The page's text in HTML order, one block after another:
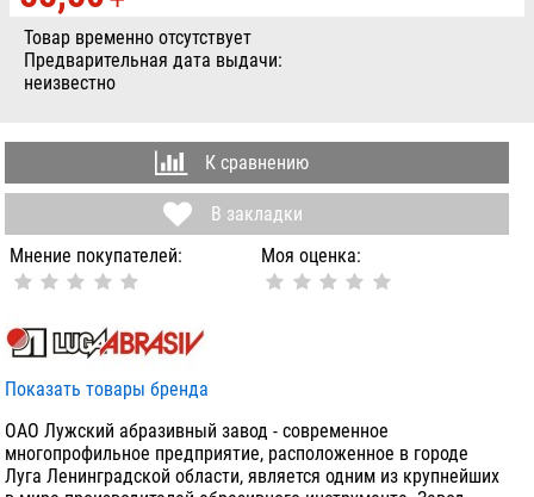
УБ.
Товар временно отсутствует
Предварительная дата выдачи:
неизвестно
К сравнению
В закладки
Мнение покупателей:
Моя оценка:
Показать товары бренда
ОАО Лужский абразивный завод - современное
многопрофильное предприятие, расположенное в городе
Луга Ленинградской области, является одним из крупнейших